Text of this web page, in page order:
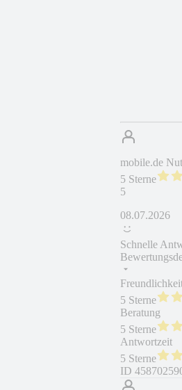
mobile.de
5 Sterne
5
08.07.2026
Schnelle
5 Sterne
Beratung
5 Sterne
Antwortzeit
5 Sterne
ID